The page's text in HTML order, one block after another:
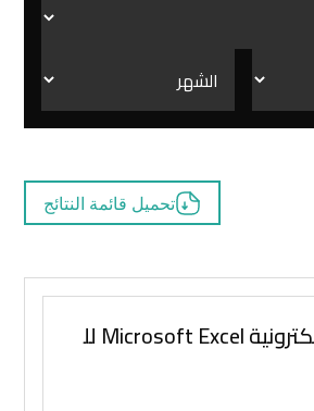
تحميل قائمة النتائج
الجداول الإلكترونية Microsoft Excel لل